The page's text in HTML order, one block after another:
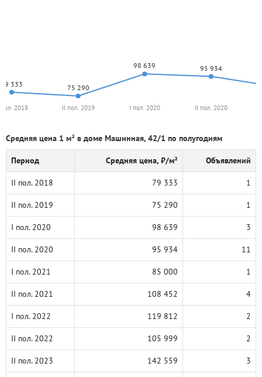
79 333 75 290
98 639 95 934
2018 II пол. 2019 I пол. 2020 II пол. 2020
Средняя цена 1 м² в доме Машинная, 42/1 по полугодиям
Период Средняя цена, ₽/м² Объявлений
II пол. 2018 79 333 1
II пол. 2019 75 290 1
I пол. 2020 98 639 3
II пол. 2020 95 934 11
I пол. 2021 85 000 1
II пол. 2021 108 452 4
I пол. 2022 119 812 2
II пол. 2022 105 999 2
II пол. 2023 142 559 3